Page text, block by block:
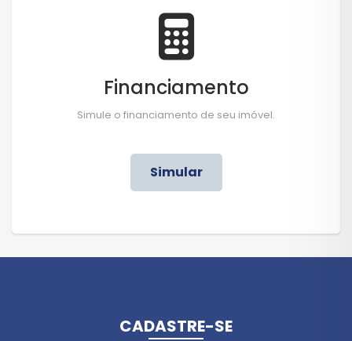
Financiamento
Simule o financiamento de seu imóvel.
Simular
CADASTRE-SE